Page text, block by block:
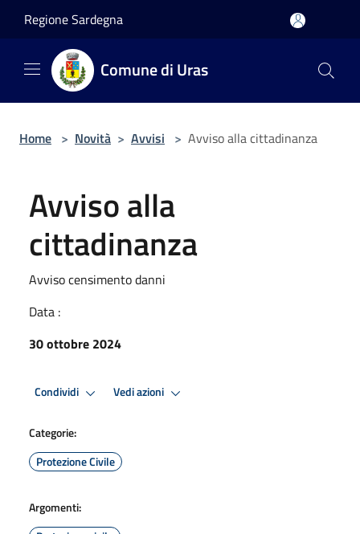
Regione Sardegna
Comune di Uras
Home > Novità > Avvisi > Avviso alla cittadinanza
Avviso alla
cittadinanza
Avviso censimento danni
Data :
30 ottobre 2024
Condividi Vedi azioni
Categorie:
Protezione Civile
Argomenti: